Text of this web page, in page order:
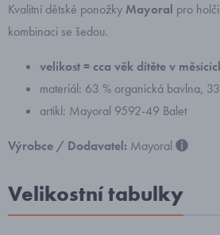
Kvalitní dětské ponožky Mayoral pro
kombinaci se šedou.
velikost = cca věk dítěte v
materiál: 63 % organická bavlna,
artikl: Mayoral 9592-49 Balet
Výrobce / Dodavatel: Mayoral
Velikostní tabulky